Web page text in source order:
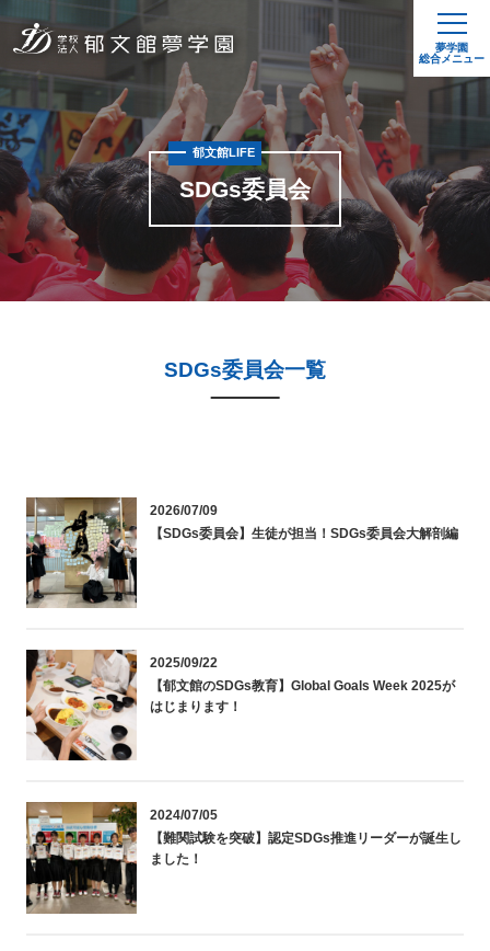
夢学園
総合メニュー
SDGs委員会
郁文館LIFE
SDGs委員会一覧
2026/07/09
【SDGs委員会】生徒が担当！SDGs委員会大解剖編
2025/09/22
【郁文館のSDGs教育】Global Goals Week 2025が
はじまります！
2024/07/05
【難関試験を突破】認定SDGs推進リーダーが誕生し
ました！